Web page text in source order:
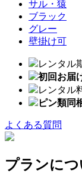
サル・猿
ブラック
グレー
壁掛け可
レンタル
初回お届
レンタル
ピン類同
よくある質問
プランにつ